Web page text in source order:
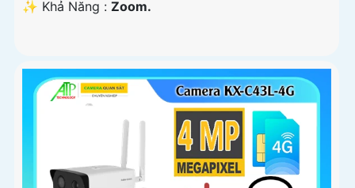
️✨ Khả Năng : Zoom.